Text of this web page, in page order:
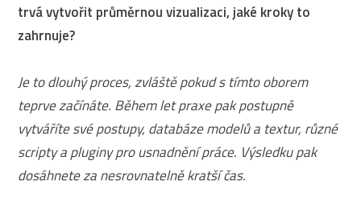
trvá vytvořit průměrnou vizualizaci, jaké kroky to
zahrnuje?
Je to dlouhý proces, zvláště pokud s tímto oborem
teprve začínáte. Během let praxe pak postupně
vytváříte své postupy, databáze modelů a textur, různé
scripty a pluginy pro usnadnění práce. Výsledku pak
dosáhnete za nesrovnatelně kratší čas.